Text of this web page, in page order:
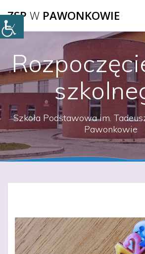
do
ZSP W PAWONKOWIE
Szkoła Podstawowa im.
Pawonkowie